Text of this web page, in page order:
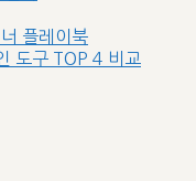
플레이북
도구 TOP 4 비교